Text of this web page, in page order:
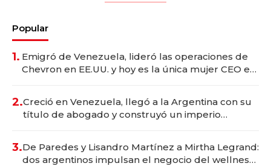
Popular
1. Emigró de Venezuela, lideró las operaciones de
Chevron en EE.UU. y hoy es la única mujer CEO en
2.Creció en Venezuela, llegó a la Argentina con su
título de abogado y construyó un imperio
3.De Paredes y Lisandro Martínez a Mirtha Legrand:
dos argentinos impulsan el negocio del wellness